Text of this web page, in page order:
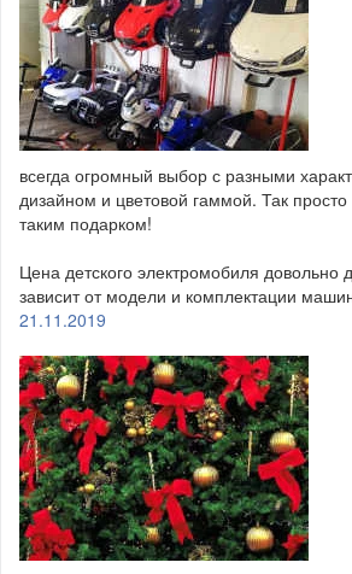
всегда огромный выбор с разными
дизайном и цветовой гаммой. Так
таким подарком!
Цена детского электромобиля довольно
зависит от модели и комплектации
21.11.2019